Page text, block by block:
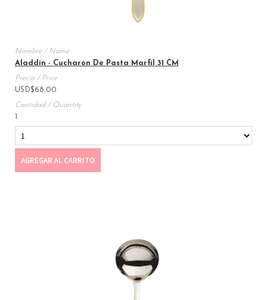
Aladdin - Cucharón De Pasta Marfil 31 CM
USD$68.00
AGREGAR AL CARRITO